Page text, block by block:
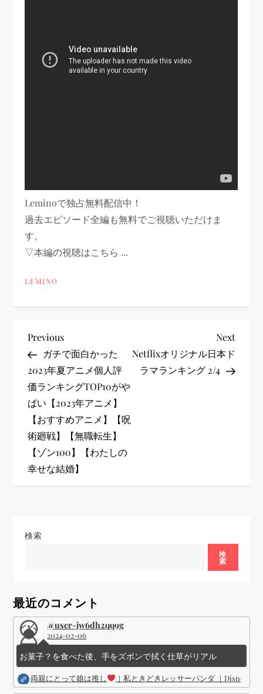
Leminoで独占無料配信中！
過去エピソード全編も無料でご視聴いただけま
す。
▽本編の視聴はこちら ...
LEMINO
投
稿
ナ
ビ
ゲ
ー
ョ
Previous
Post
Previous
ガチで面白かった
2023年夏アニメ個人評
価ランキングTOP10がや
ばい【2023年アニメ】
【おすすめアニメ】【呪
術廻戦】【無職転生】
【ゾン100】【わたしの
幸せな結婚】
Next
Next
Netflixオリジナル日本ド
ラマランキング 2/4
検索
検
索
最近のコメント
@user-jw6dh2qq9g
2024-02-06
お菓子？を食べた後、手をズボンで拭く仕草がリアル
両親にとって娘は推し ｜私ときどきレッサーパンダ ｜Disney (